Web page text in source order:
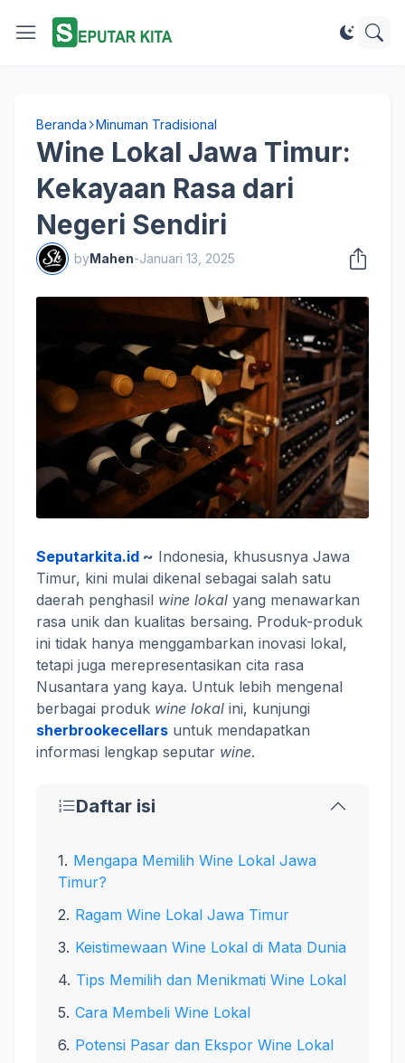
Beranda Minuman Tradisional
Wine Lokal Jawa Timur:
Kekayaan Rasa dari
Negeri Sendiri
byMahen-Januari 13, 2025
Seputarkita.id ~ Indonesia, khususnya Jawa
Timur, kini mulai dikenal sebagai salah satu
daerah penghasil wine lokal yang menawarkan
rasa unik dan kualitas bersaing. Produk-produk
ini tidak hanya menggambarkan inovasi lokal,
tetapi juga merepresentasikan cita rasa
Nusantara yang kaya. Untuk lebih mengenal
berbagai produk wine lokal ini, kunjungi
sherbrookecellars untuk mendapatkan
informasi lengkap seputar wine.
Daftar isi
Mengapa Memilih Wine Lokal Jawa
Timur?
Ragam Wine Lokal Jawa Timur
Keistimewaan Wine Lokal di Mata Dunia
Tips Memilih dan Menikmati Wine Lokal
Cara Membeli Wine Lokal
Potensi Pasar dan Ekspor Wine Lokal